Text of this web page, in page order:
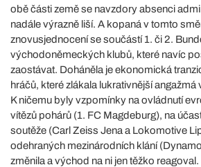
obě části země se navzdory absenci
nadále výrazně liší. A kopaná v tomto
znovusjednocení se součástí 1. či 2.
východoněmeckých klubů, které navíc
zaostávat. Doháněla je ekonomická
hráčů, které zlákala lukrativnější
K ničemu byly vzpomínky na ovládnutí
vítězů pohárů (1. FC Magdeburg), na
soutěže (Carl Zeiss Jena a Lokomotive
odehraných mezinárodních klání
změnila a východ na ni jen těžko reagoval.